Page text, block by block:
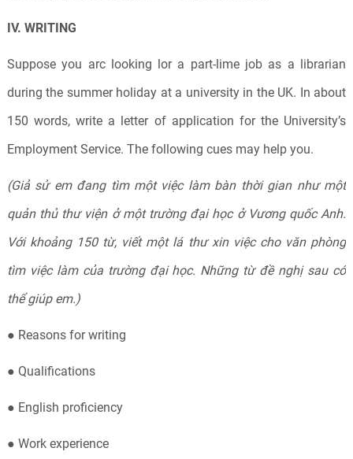
IV. WRITING
Suppose you arc looking lor a part-lime job as a librarian
during the summer holiday at a university in the UK. In about
150 words, write a letter of application for the University’s
Employment Service. The following cues may help you.
(Giả sử em đang tìm một việc làm bàn thời gian như một
quản thủ thư viện ở một trường đại học ở Vương quốc Anh.
Với khoảng 150 từ, viết một lá thư xin việc cho văn phòng
tìm việc làm của trường đại học. Những từ đề nghị sau có
thể giúp em.)
● Reasons for writing
● Qualifications
● English proficiency
● Work experience